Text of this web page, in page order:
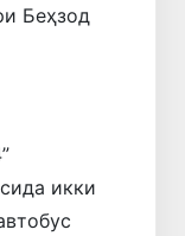
Беҳзод
икки